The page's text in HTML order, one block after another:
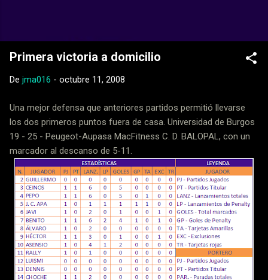
Primera victoria a domicilio
De jma016 - octubre 11, 2008
Una mejor defensa que anteriores partidos permitió llevarse
los dos primeros puntos fuera de casa. Universidad de Burgos
19 - 25 - Peugeot-Aupasa MacFitness C. D. BALOPAL, con un
marcador al descanso de 5-11.